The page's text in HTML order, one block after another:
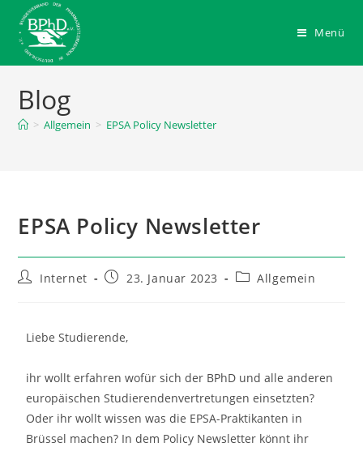
Menü
Blog
> Allgemein > EPSA Policy Newsletter
EPSA Policy Newsletter
Internet 23. Januar 2023 Allgemein
Liebe Studierende,
ihr wollt erfahren wofür sich der BPhD und alle anderen
europäischen Studierendenvertretungen einsetzten?
Oder ihr wollt wissen was die EPSA-Praktikanten in
Brüssel machen? In dem Policy Newsletter könnt ihr